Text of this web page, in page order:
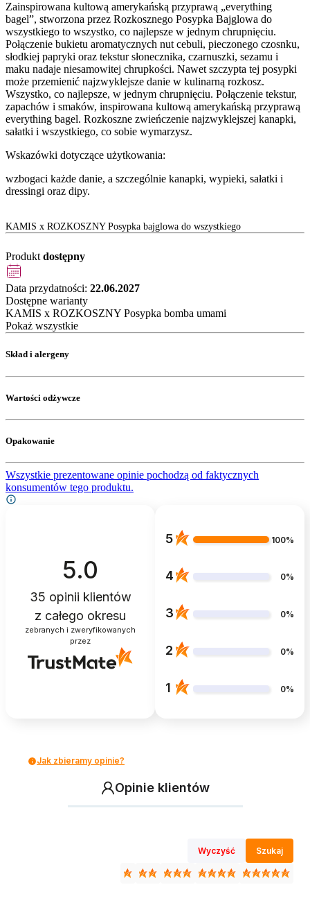
Zainspirowana kultową amerykańską przyprawą „everything
bagel”, stworzona przez Rozkosznego Posypka Bajglowa do
wszystkiego to wszystko, co najlepsze w jednym chrupnięciu.
Połączenie bukietu aromatycznych nut cebuli, pieczonego czosnku,
słodkiej papryki oraz tekstur słonecznika, czarnuszki, sezamu i
maku nadaje niesamowitej chrupkości. Nawet szczypta tej posypki
może przemienić najzwyklejsze danie w kulinarną rozkosz.
Wszystko, co najlepsze, w jednym chrupnięciu. Połączenie tekstur,
zapachów i smaków, inspirowana kultową amerykańską przyprawą
everything bagel. Rozkoszne zwieńczenie najzwyklejszej kanapki,
sałatki i wszystkiego, co sobie wymarzysz.
Wskazówki dotyczące użytkowania:
wzbogaci każde danie, a szczególnie kanapki, wypieki, sałatki i
dressingi oraz dipy.
KAMIS x ROZKOSZNY Posypka bajglowa do wszystkiego
Produkt dostępny
Data przydatności: 22.06.2027
Dostępne warianty
KAMIS x ROZKOSZNY Posypka bomba umami
Pokaż wszystkie
Skład i alergeny
Wartości odżywcze
Opakowanie
Wszystkie prezentowane opinie pochodzą od faktycznych
konsumentów tego produktu.
5.0
35 opinii klientów
z całego okresu
zebranych i zweryfikowanych
przez
5 100%
4 0%
3 0%
2 0%
1 0%
Jak zbieramy opinie?
Opinie klientów
Wyczyść Szukaj